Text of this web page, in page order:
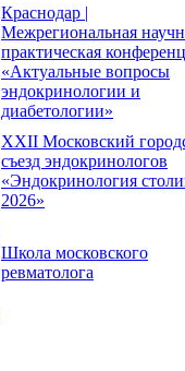
Краснодар |
Межрегиональная
практическая
«Актуальные вопросы
эндокринологии и
диабетологии»
XXII Московский
съезд эндокринологов
«Эндокринология
2026»
Школа московского
ревматолога